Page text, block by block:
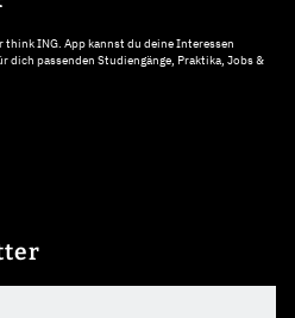
ING. App kannst du deine Interessen
dich passenden Studiengänge, Praktika, Jobs &